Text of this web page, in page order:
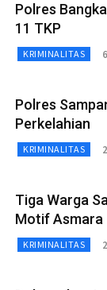
Polres
11 TKP
KRIMINALITAS
Polres
Perkelahian
KRIMINALITAS
Tiga Warga
Motif Asmara
KRIMINALITAS